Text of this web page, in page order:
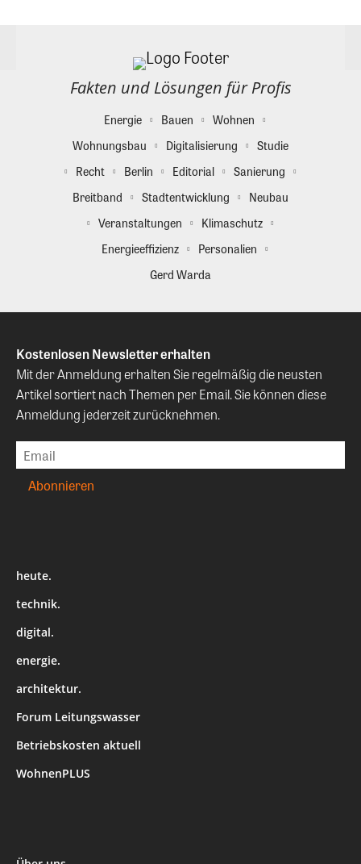
Fakten und Lösungen für Profis
Energie Bauen
Wohnen
Wohnungsbau
Digitalisierung
Studie
Recht
Berlin Editorial
Sanierung
Breitband
Stadtentwicklung
Neubau
Veranstaltungen
Klimaschutz
Energieeffizienz
Personalien
Gerd Warda
Kostenlosen Newsletter erhalten
Mit der Anmeldung erhalten Sie regelmäßig die neusten
Artikel sortiert nach Themen per Email. Sie können diese
Anmeldung jederzeit zurücknehmen.
heute.
technik.
digital.
energie.
architektur.
Forum Leitungswasser
Betriebskosten aktuell
WohnenPLUS